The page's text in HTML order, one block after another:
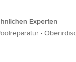
Experten
·